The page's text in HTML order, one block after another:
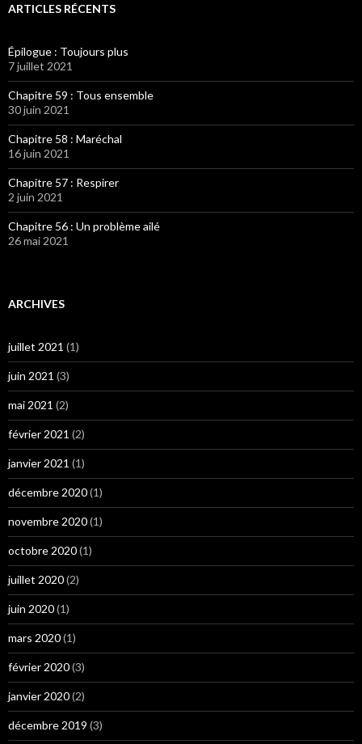
ARTICLES RÉCENTS
Épilogue : Toujours plus
7 juillet 2021
Chapitre 59 : Tous ensemble
30 juin 2021
Chapitre 58 : Maréchal
16 juin 2021
Chapitre 57 : Respirer
2 juin 2021
Chapitre 56 : Un problème ailé
26 mai 2021
ARCHIVES
juillet 2021 (1)
juin 2021 (3)
mai 2021 (2)
février 2021 (2)
janvier 2021 (1)
décembre 2020(1)
novembre 2020(1)
octobre 2020(1)
juillet 2020(2)
juin 2020(1)
mars 2020(1)
février 2020(3)
janvier 2020(2)
décembre 2019 (3)